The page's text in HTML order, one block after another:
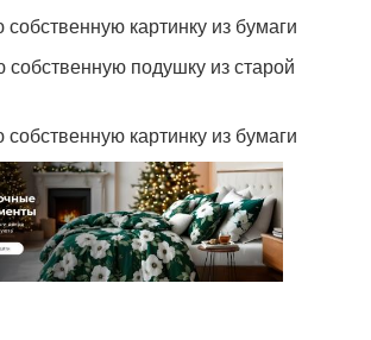
картинку из бумаги
подушку из старой
картинку из бумаги